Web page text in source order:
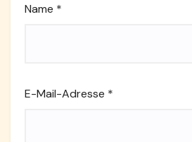
Name *
E-Mail-Adresse *